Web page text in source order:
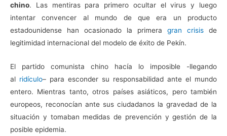
chino. Las mentiras para primero ocultar el virus y luego
intentar convencer al mundo de que era un producto
estadounidense han ocasionado la primera gran crisis de
legitimidad internacional del modelo de éxito de Pekín.
El partido comunista chino hacía lo imposible -llegando
al ridículo– para esconder su responsabilidad ante el mundo
entero. Mientras tanto, otros países asiáticos, pero también
europeos, reconocían ante sus ciudadanos la gravedad de la
situación y tomaban medidas de prevención y gestión de la
posible epidemia.